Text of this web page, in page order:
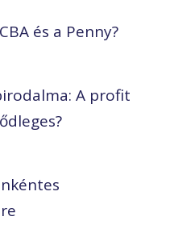
és a Penny?
A profit